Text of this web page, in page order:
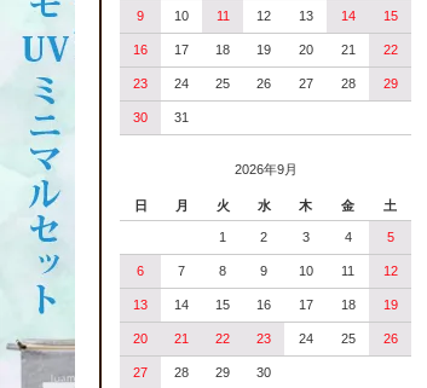
9 10 11 12 13 14 15
16 17 18 19 20 21 22
23 24 25 26 27 28 29
30 31
2026年9月
日 月 火 水 木 金 土
1 2 3 4 5
6 7 8 9 10 11 12
13 14 15 16 17 18 19
20 21 22 23 24 25 26
27 28 29 30